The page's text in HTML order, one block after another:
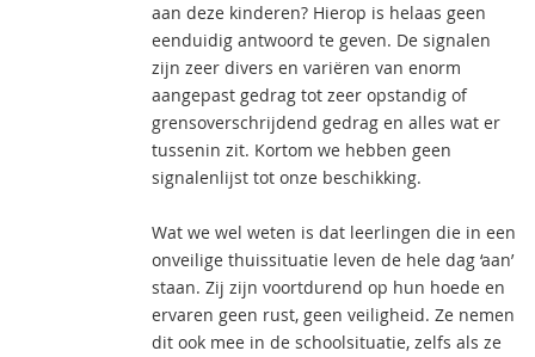
aan deze kinderen? Hierop is helaas geen
eenduidig antwoord te geven. De signalen
zijn zeer divers en variëren van enorm
aangepast gedrag tot zeer opstandig of
grensoverschrijdend gedrag en alles wat er
tussenin zit. Kortom we hebben geen
signalenlijst tot onze beschikking.
Wat we wel weten is dat leerlingen die in een
onveilige thuissituatie leven de hele dag ‘aan’
staan. Zij zijn voortdurend op hun hoede en
ervaren geen rust, geen veiligheid. Ze nemen
dit ook mee in de schoolsituatie, zelfs als ze